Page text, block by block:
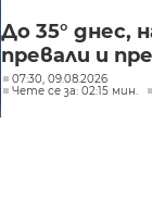
До 35° днес,
превали и
07:30, 09.08.2026
Чете се за: 02:15 мин.